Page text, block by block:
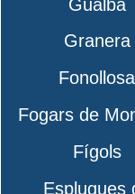
Gualba
Granera
Fonollosa
Fogars de
Fígols
Esplugues